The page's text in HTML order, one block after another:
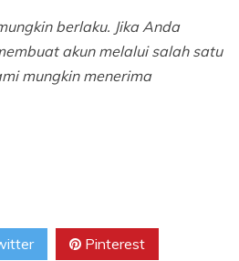
berlaku. Jika Anda
akun melalui salah satu
mungkin menerima
Pinterest